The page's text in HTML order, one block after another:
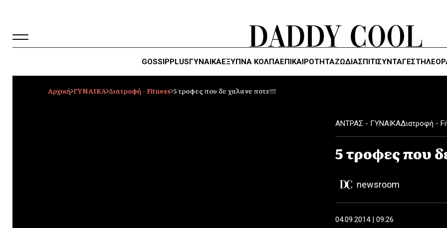
GOSSIPPLUSΓΥΝΑΙΚΑΈΞΥΠΝΑ ΚΌΛΠΑΕΠΙΚΑΙΡΟΤΗΤΑΖΏΔΙΑΣΠΙΤΙΣΥΝΤΑΓΕΣ
Αρχική ΓΥΝΑΙΚΑ Διατροφή - Fitness 5 τροφες που δε χαλανε ποτε!!!
ΑΝΤΡΑΣ - ΓΥΝΑΙΚΑΔιατροφή -
5 τροφες που
newsroom
04.09.2014 | 09:26